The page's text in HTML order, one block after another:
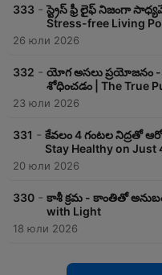
333 - స్ట్రెస్ ఫ్రీ లైఫ్ నిజంగా
Stress-free Living
26 юли 2026
332 - యోగ అసలు ప్రయోజనం -
శోధించడం | The True
23 юли 2026
331 - కేవలం 4 గంటల నిద్రతో
Stay Healthy on Just
20 юли 2026
330 - కాశీ క్రమ - కాంతితో
with Light
18 юли 2026